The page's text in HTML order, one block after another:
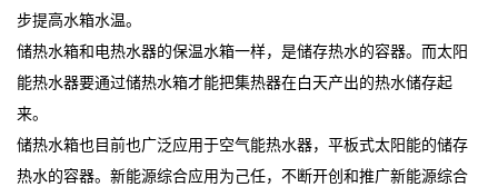
步提高水箱水温。
储热水箱和电热水器的保温水箱一样，是储存热水的容器。而太阳
能热水器要通过储热水箱才能把集热器在白天产出的热水储存起
来。
储热水箱也目前也广泛应用于空气能热水器，平板式太阳能的储存
热水的容器。新能源综合应用为己任，不断开创和推广新能源综合